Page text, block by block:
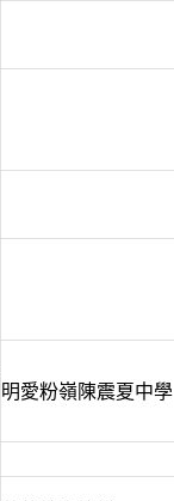
明愛粉嶺陳震夏中學